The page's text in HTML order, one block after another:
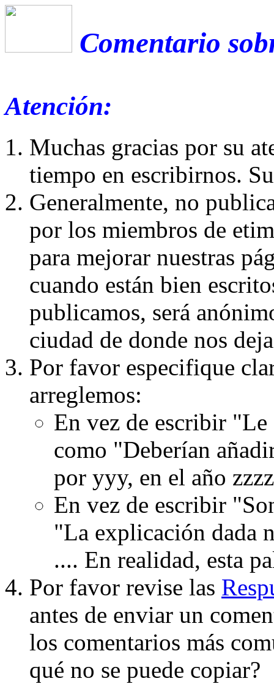
Comentario
Atención:
Muchas gracias por su
tiempo en escribirnos.
Generalmente, no
por los miembros de
para mejorar nuestras
cuando están bien
publicamos, será
ciudad de donde nos
Por favor especifique
arreglemos:
En vez de escribir
como "Deberían
por yyy, en el año
En vez de escribir
"La explicación dada
.... En realidad, esta
Por favor revise las
antes de enviar un
los comentarios más
qué no se puede copiar?